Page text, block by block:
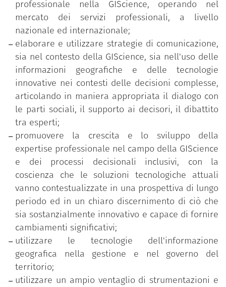
La durata normale del corso è di 1 anno.
professionale nella GIScience, operando nel
mercato dei servizi professionali, a livello
nazionale ed internazionale;
elaborare e utilizzare strategie di comunicazione,
sia nel contesto della GIScience, sia nell'uso delle
informazioni geografiche e delle tecnologie
innovative nei contesti delle decisioni complesse,
articolando in maniera appropriata il dialogo con
le parti sociali, il supporto ai decisori, il dibattito
tra esperti;
promuovere la crescita e lo sviluppo della
expertise professionale nel campo della GIScience
e dei processi decisionali inclusivi, con la
coscienza che le soluzioni tecnologiche attuali
vanno contestualizzate in una prospettiva di lungo
periodo ed in un chiaro discernimento di ciò che
sia sostanzialmente innovativo e capace di fornire
cambiamenti significativi;
utilizzare le tecnologie dell'informazione
geografica nella gestione e nel governo del
territorio;
utilizzare un ampio ventaglio di strumentazioni e